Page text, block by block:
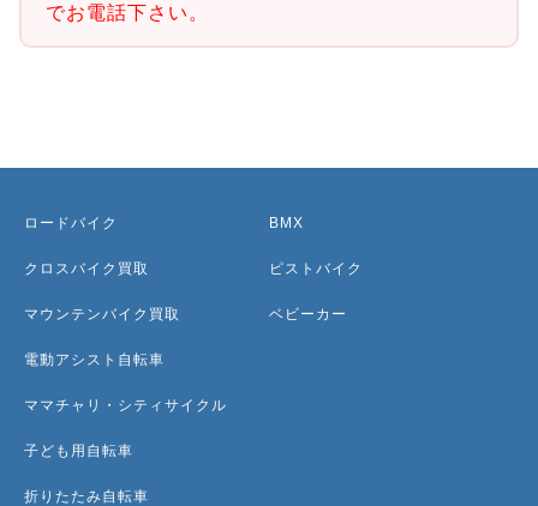
でお電話下さい。
ロードバイク
クロスバイク買取
マウンテンバイク買取
電動アシスト自転車
ママチャリ・シティサイクル
子ども用自転車
折りたたみ自転車
BMX
ピストバイク
ベビーカー